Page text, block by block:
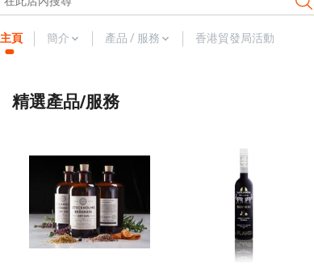
主頁 簡介 產品 / 服務 香港貿發局活動
精選產品/服務